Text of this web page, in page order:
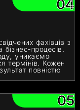
04
фахівців з
процесів.
уникаємо
термінів. Кожен
повністю
05